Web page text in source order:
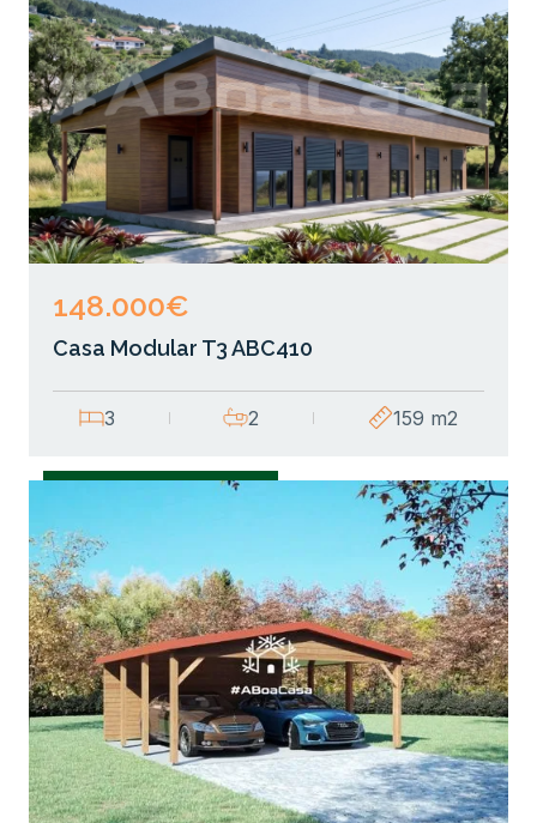
148.000€
Casa Modular T3 ABC410
3 2 159 m2
Casas Modulares T3